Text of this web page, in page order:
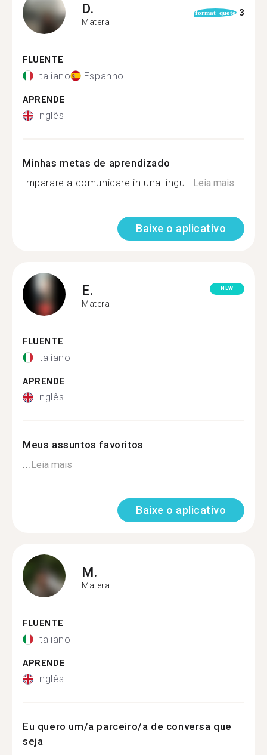
D.
Matera
format_quote 3
FLUENTE
Italiano Espanhol
APRENDE
Inglês
Minhas metas de aprendizado
Imparare a comunicare in una lingu...Leia mais
Baixe o aplicativo
E.
Matera
NEW
FLUENTE
Italiano
APRENDE
Inglês
Meus assuntos favoritos
...Leia mais
Baixe o aplicativo
M.
Matera
FLUENTE
Italiano
APRENDE
Inglês
Eu quero um/a parceiro/a de conversa que
seja